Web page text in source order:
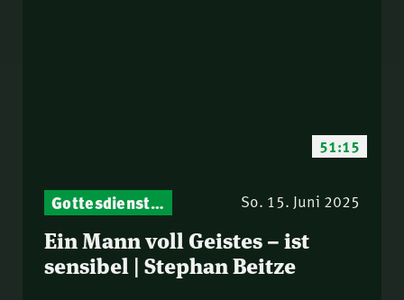
51:15
Gottesdienst-Botschaften – Jeden Sonntag neu: Aktuelle Predigten vom Mitternachtsruf So. 15. Juni 2025
Ein Mann voll Geistes – ist
sensibel | Stephan Beitze